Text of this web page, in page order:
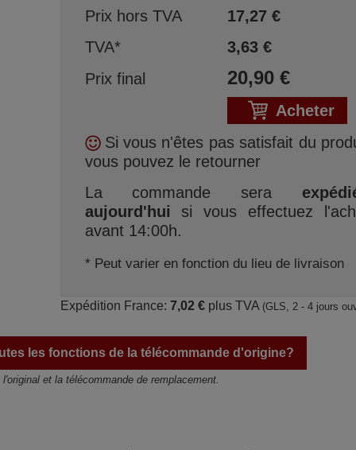
Prix hors TVA
17,27€
TVA*
3,63€
Prix final
20,90€
Acheter
Si vous n'êtes pas satisfait du
vous pouvez le retourner
La commande sera
aujourd'hui si vous effectuez
avant 14:00h.
* Peut varier en fonction du lieu de livraison
Expédition France: 7,02 €plus TVA (GLS, 2 - 4 jours
les fonctions de la télécommande d'origine?
et la télécommande de remplacement.